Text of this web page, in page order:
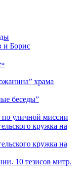
и Борис
храма
беседы”
уличной миссии
кружка на
кружка на
10 тезисов митр.